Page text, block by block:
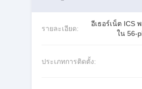
รายละเอียด:
อีเธอร์เน็ต ICS
ใน 56-
ประเภทการติดตั้ง: